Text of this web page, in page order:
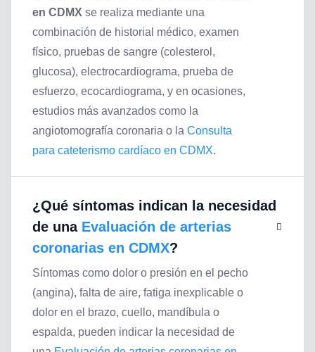
en CDMX se realiza mediante una
combinación de historial médico, examen
físico, pruebas de sangre (colesterol,
glucosa), electrocardiograma, prueba de
esfuerzo, ecocardiograma, y en ocasiones,
estudios más avanzados como la
angiotomografía coronaria o la Consulta
para cateterismo cardíaco en CDMX.
¿Qué síntomas indican la necesidad
de una Evaluación de arterias
coronarias en CDMX?
Síntomas como dolor o presión en el pecho
(angina), falta de aire, fatiga inexplicable o
dolor en el brazo, cuello, mandíbula o
espalda, pueden indicar la necesidad de